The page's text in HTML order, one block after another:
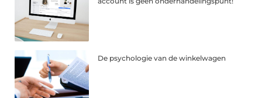
De psychologie van de winkelwagen